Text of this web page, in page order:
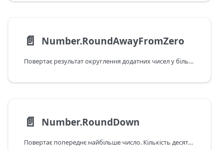
📄️ Number.RoundAwayFromZero
Повертає результат округлення додатних чисел у більшу сторону та від'ємних – у меншу. Кількість десяткових знаків можна вказувати.
📄️ Number.RoundDown
Повертає попереднє найбільше число. Кількість десяткових знаків можна вказувати.